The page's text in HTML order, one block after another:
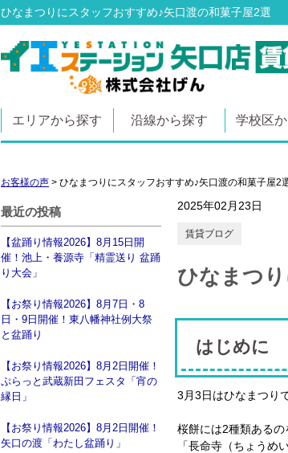
ひなまつりにスタッフおすすめ♪矢口渡の和菓子屋2選
エリアから探す 沿線から探す 学校区
お客様の声 > ひなまつりにスタッフおすすめ♪矢口渡の和菓子屋2
最近の投稿
【盆踊り情報2026】8月15日開
催！池上・養源寺「精霊送り 盆踊
り大会」
【お祭り情報2026】8月7日・8
日・9日開催！東八幡神社例大祭
と盆踊り
【お祭り情報2026】8月2日開催！
ぷらっと武蔵新田フェスタ「宵の
縁日」
【お祭り情報2026】8月2日開催！
矢口の渡「わたし盆踊り」
2025年02月23日
賃貸ブログ
ひなまつ
はじめに
3月3日はひなまつり
桜餅には2種類あるの
「長命寺（ちょうめ